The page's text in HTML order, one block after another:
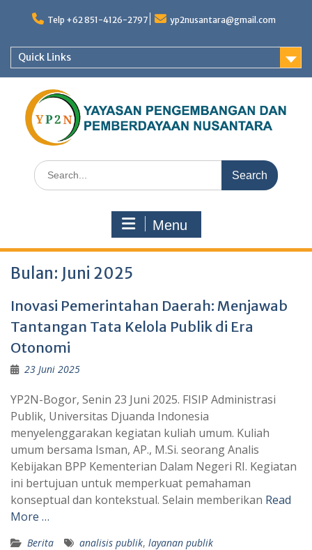
Telp +62 851-4126-2797 yp2nusantara@gmail.com
Quick Links
Search
for:
Menu
Bulan: Juni 2025
Inovasi Pemerintahan Daerah: Menjawab
Tantangan Tata Kelola Publik di Era
Otonomi
23 Juni 2025
YP2N-Bogor, Senin 23 Juni 2025. FISIP Administrasi
Publik, Universitas Djuanda Indonesia
menyelenggarakan kegiatan kuliah umum. Kuliah
umum bersama Isman, AP., M.Si. seorang Analis
Kebijakan BPP Kementerian Dalam Negeri RI. Kegiatan
ini bertujuan untuk memperkuat pemahaman
konseptual dan kontekstual. Selain memberikan Read
More …
Berita analisis publik, layanan publik